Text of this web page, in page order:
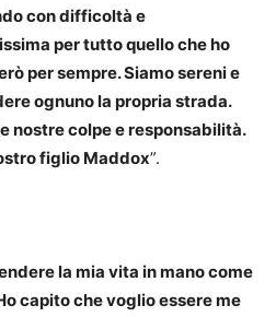
con difficoltà e
per tutto quello che ho
per sempre. Siamo sereni e
ognuno la propria strada.
nostre colpe e responsabilità.
figlio Maddox”.
la mia vita in mano come
capito che voglio essere me